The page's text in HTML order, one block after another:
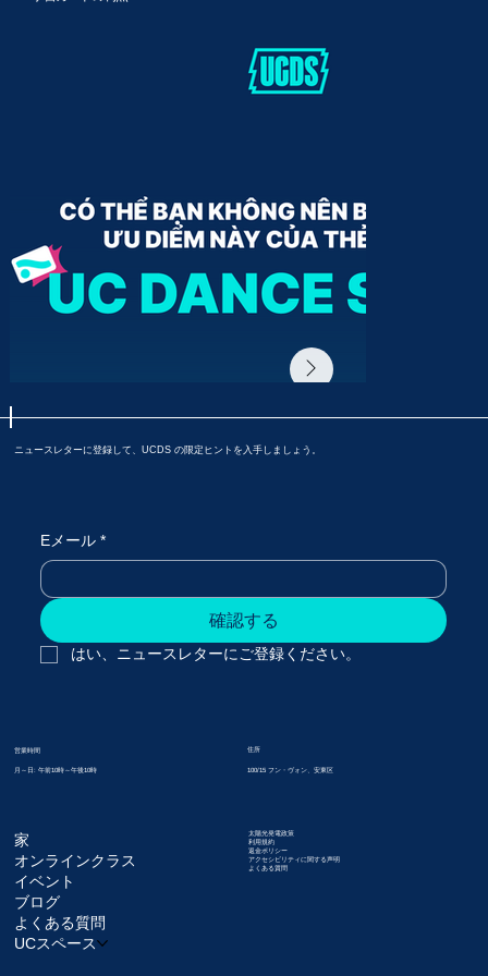
ニュースレターに登録して、UCDS の限定ヒントを入手しましょう。
Eメール *
確認する
はい、ニュースレターにご登録ください。
営業時間
月～日: 午前10時～午後10時
住所
100/15 フン・ヴォン、安東区
家
オンラインクラス
イベント
ブログ
よくある質問
UCスペース
太陽光発電政策
利用規約
返金ポリシー
アクセシビリティに関する声明
よくある質問